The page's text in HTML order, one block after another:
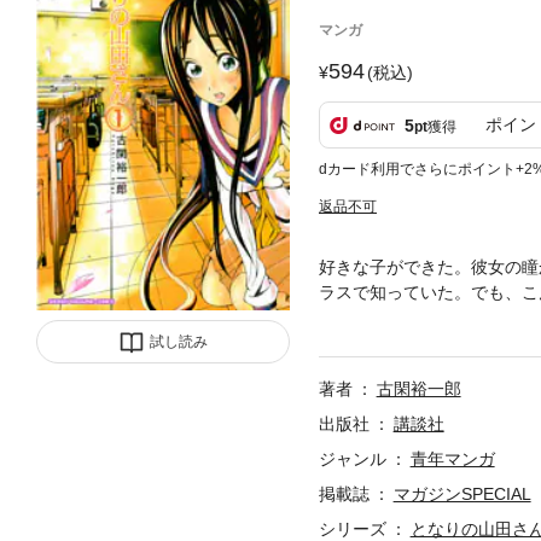
試し読み
マンガ
594(税込)
5pt獲得 ポイン
dカード利用でさらにポイント
返品不可
好きな子ができた。彼女の
ラスで知っていた。でも、
著者
古閑裕一郎
出版社
講談社
ジャンル
青年マンガ
掲載誌
マガジンSPECIAL
シリーズ
となりの山田さ